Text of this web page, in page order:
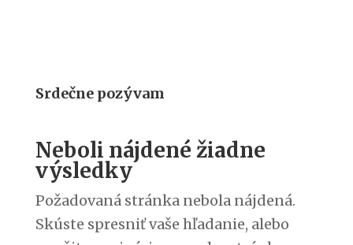
Srdečne pozývam
Neboli nájdené žiadne
výsledky
Požadovaná stránka nebola nájdená.
Skúste spresniť vaše hľadanie, alebo